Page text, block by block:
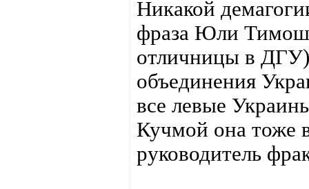
Никакой
фраза Юли
отличницы в
объединения
все левые
Кучмой она тоже
руководитель